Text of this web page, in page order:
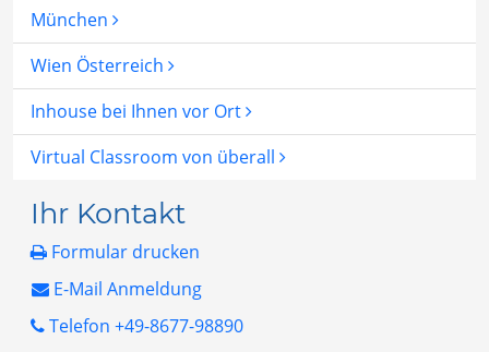
München
Wien Österreich
Inhouse bei Ihnen vor Ort
Virtual Classroom von überall
Ihr Kontakt
Formular drucken
E-Mail Anmeldung
Telefon +49-8677-98890